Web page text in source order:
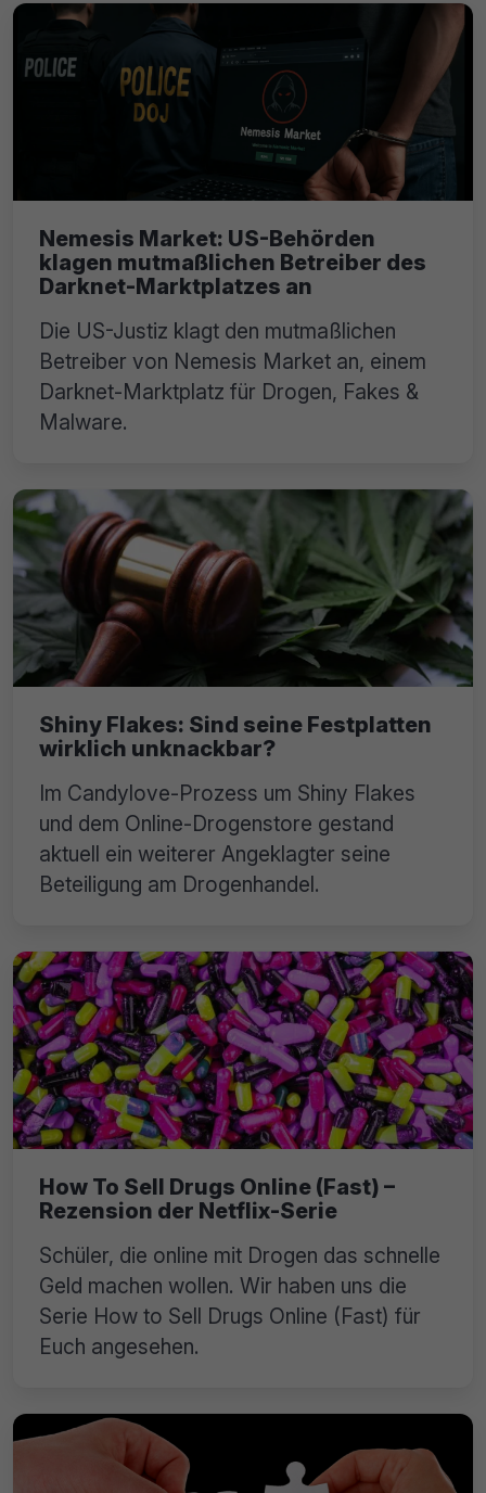
Nemesis Market: US-Behörden
klagen mutmaßlichen Betreiber des
Darknet-Marktplatzes an
Die US-Justiz klagt den mutmaßlichen
Betreiber von Nemesis Market an, einem
Darknet-Marktplatz für Drogen, Fakes &
Malware.
Shiny Flakes: Sind seine Festplatten
wirklich unknackbar?
Im Candylove-Prozess um Shiny Flakes
und dem Online-Drogenstore gestand
aktuell ein weiterer Angeklagter seine
Beteiligung am Drogenhandel.
How To Sell Drugs Online (Fast) –
Rezension der Netflix-Serie
Schüler, die online mit Drogen das schnelle
Geld machen wollen. Wir haben uns die
Serie How to Sell Drugs Online (Fast) für
Euch angesehen.